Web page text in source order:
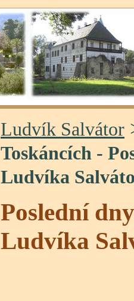
Ludvík Salvátor
Toskáncích -
Ludvíka
Poslední
Ludvíka